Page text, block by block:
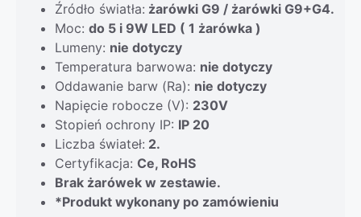
Źródło światła: żarówki G9 / żarówki G9+G4.
Moc: do 5 i 9W LED ( 1 żarówka )
Lumeny: nie dotyczy
Temperatura barwowa: nie dotyczy
Oddawanie barw (Ra): nie dotyczy
Napięcie robocze (V): 230V
Stopień ochrony IP: IP 20
Liczba świateł: 2.
Certyfikacja: Ce, RoHS
Brak żarówek w zestawie.
*Produkt wykonany po zamówieniu